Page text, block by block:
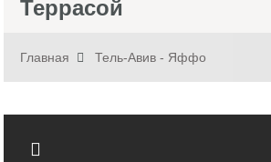
Террасой
Главная Тель-Авив - Яффо